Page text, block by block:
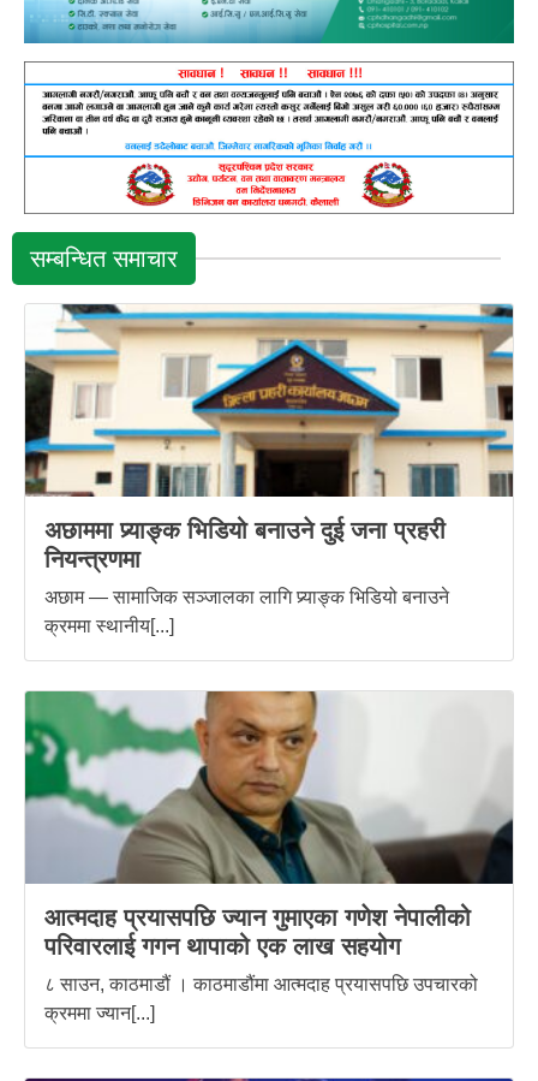
सम्बन्धित समाचार
अछाममा प्र्याङ्क भिडियो बनाउने दुई जना प्रहरी
नियन्त्रणमा
अछाम — सामाजिक सञ्जालका लागि प्र्याङ्क भिडियो बनाउने
क्रममा स्थानीय[...]
आत्मदाह प्रयासपछि ज्यान गुमाएका गणेश नेपालीको
परिवारलाई गगन थापाको एक लाख सहयोग
८ साउन, काठमाडौं । काठमाडौंमा आत्मदाह प्रयासपछि उपचारको
क्रममा ज्यान[...]